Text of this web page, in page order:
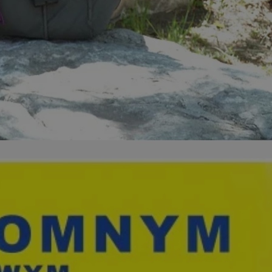
sesji.
sesji.
Cookie-
dotyczących
to konieczne,
poprawnie.
o zgodzie
Rejestruje
i ustawień
w kolejnych
powiązany z
Microsoft Clarity
do
o sesji
w celu śledzenia
multimedialnych